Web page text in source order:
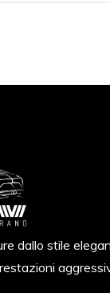
dallo stile